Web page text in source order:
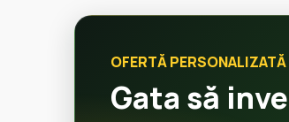
OFERTĂ PERSONALIZATĂ
Gata să